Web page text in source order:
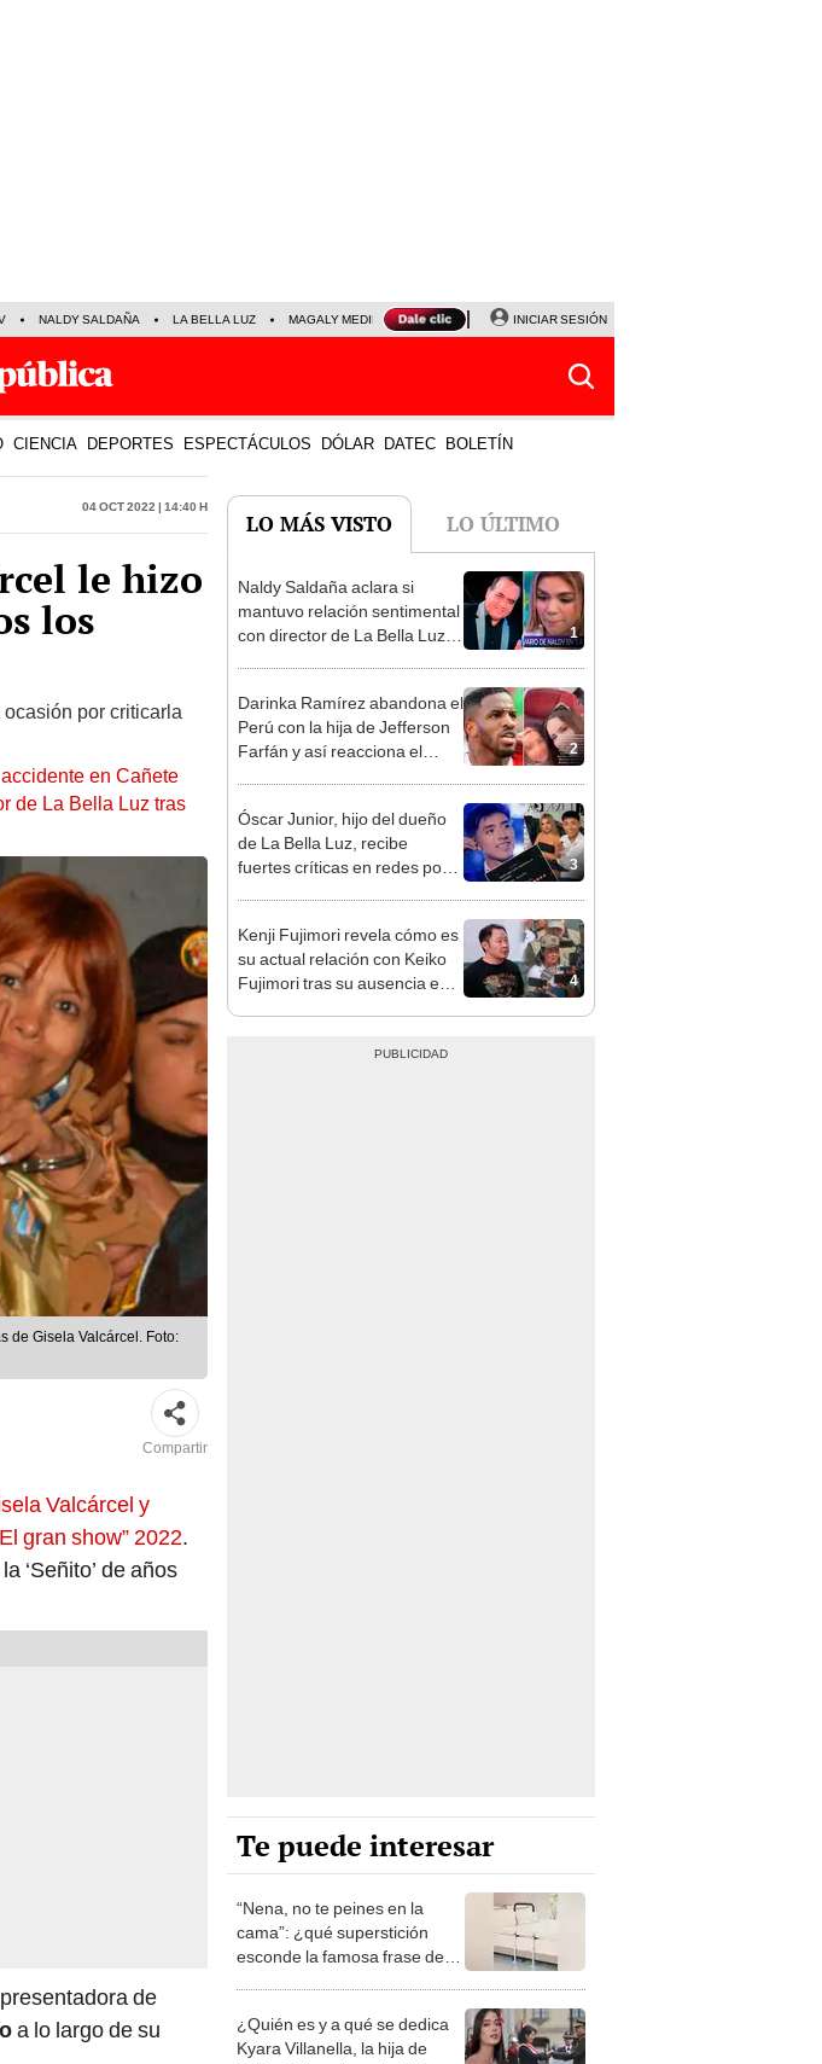
NALDY SALDAÑA LA BELLA LUZ MAGALY MEDINA PRECIO DEL DÓLAR JANET TELLO
INICIAR SESIÓN
CIENCIA DEPORTES ESPECTÁCULOS DÓLAR DATEC BOLETÍN
04 Oct 2022 | 14:40 h
le hizo
los
por criticarla
en Cañete
de La Bella Luz tras
de Gisela Valcárcel. Foto:
Compartir
Valcárcel y
gran show” 2022.
‘Señito’ de años
de
a lo largo de su
LO MÁS VISTO LO ÚLTIMO
1
Naldy Saldaña aclara si
mantuvo relación sentimental
con director de La Bella Luz
bajo”
2
Darinka Ramírez abandona el
Perú con la hija de Jefferson
Farfán y así reacciona el
3
Óscar Junior, hijo del dueño
de La Bella Luz, recibe
fuertes críticas en redes por
4
Kenji Fujimori revela cómo es
su actual relación con Keiko
Fujimori tras su ausencia en
Te puede interesar
“Nena, no te peines en la
cama”: ¿qué superstición
esconde la famosa frase de
¿Quién es y a qué se dedica
Kyara Villanella, la hija de